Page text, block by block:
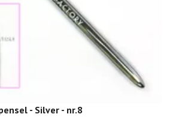
- Silver - nr.8